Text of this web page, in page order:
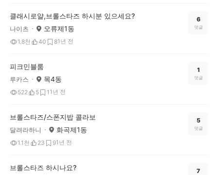
클래시로얄,브롤스타즈 하시분 있으세요?
나이츠 오류제1동
1.8천 40 81년 전
6
댓글
피크민블룸
루카스 목4동
522 5 1 1년 전
1
댓글
브롤스타즈/스폰지밥 콜라보
달려라하니 화곡제1동
1.1천 23 91년 전
5
댓글
브롤스타즈 하시나요? 7